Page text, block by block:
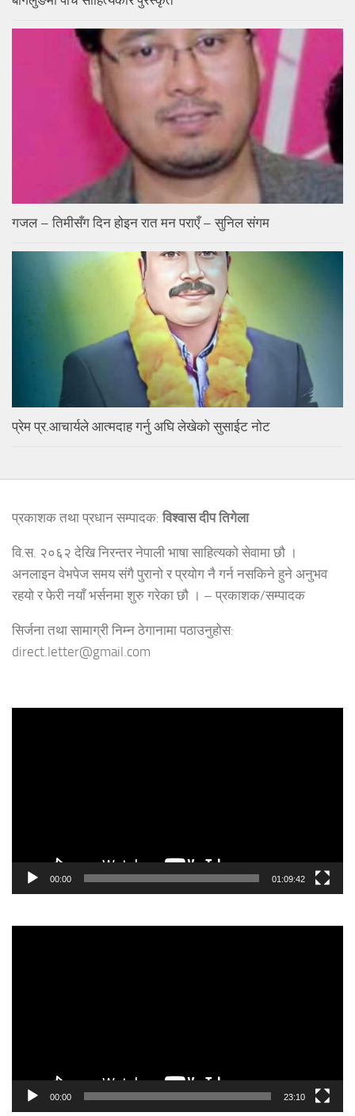
गजल – तिमीसँग दिन होइन रात मन पराएँ – सुनिल संगम
प्रेम प्र.आचार्यले आत्मदाह गर्नु अघि लेखेको सुसाईट नोट
प्रकाशक तथा प्रधान सम्पादक:विश्वास दीप तिगेला
वि.स. २०६२ देखि निरन्तर नेपाली भाषा साहित्यको सेवामा छौ ।
अनलाइन वेभपेज समय संगै पुरानो र प्रयोग नै गर्न नसकिने हुने अनुभव
रहयो र फेरी नयाँ भर्सनमा शुरु गरेका छौ । – प्रकाशक/सम्पादक
सिर्जना तथा सामाग्री निम्न ठेगानामा पठाउनुहोस:
direct.letter@gmail.com
00:00 01:09:42
00:00 23:10